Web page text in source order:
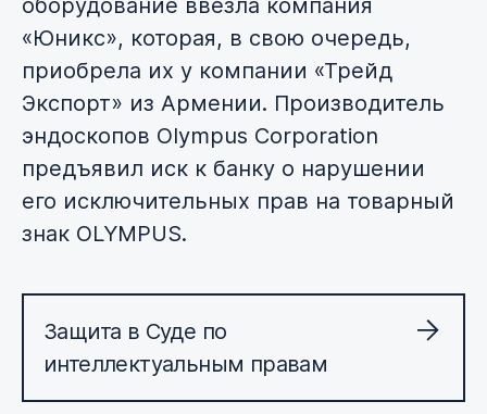
оборудование ввезла компания
«Юникс», которая, в свою очередь,
приобрела их у компании «Трейд
Экспорт» из Армении. Производитель
эндоскопов Olympus Corporation
предъявил иск к банку о нарушении
его исключительных прав на товарный
знак OLYMPUS.
Защита в Суде по
интеллектуальным правам